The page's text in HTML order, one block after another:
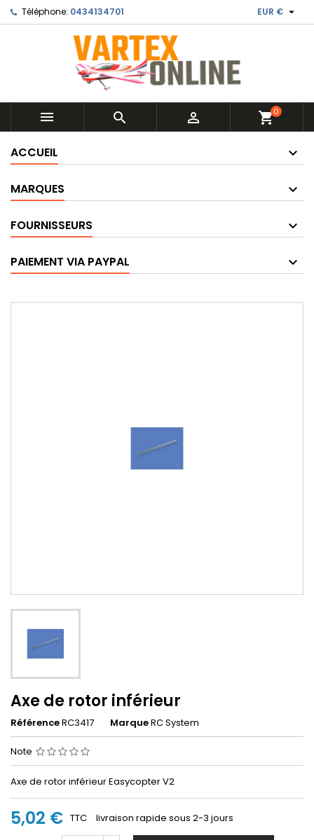
Téléphone: 0434134701 EUR € 
   shopping_cart0
ACCUEIL
MARQUES
FOURNISSEURS
PAIEMENT VIA PAYPAL
Axe de rotor inférieur
RéférenceRC3417 MarqueRC System
Note
Axe de rotor inférieur Easycopter V2
5,02 € TTC livraison rapide sous 2-3 jours